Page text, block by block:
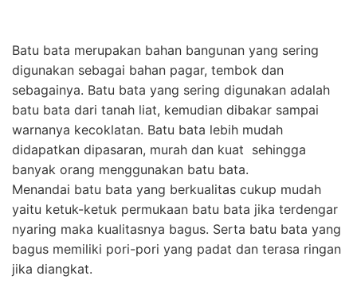
Batu bata merupakan bahan bangunan yang sering
digunakan sebagai bahan pagar, tembok dan
sebagainya. Batu bata yang sering digunakan adalah
batu bata dari tanah liat, kemudian dibakar sampai
warnanya kecoklatan. Batu bata lebih mudah
didapatkan dipasaran, murah dan kuat sehingga
banyak orang menggunakan batu bata.
Menandai batu bata yang berkualitas cukup mudah
yaitu ketuk-ketuk permukaan batu bata jika terdengar
nyaring maka kualitasnya bagus. Serta batu bata yang
bagus memiliki pori-pori yang padat dan terasa ringan
jika diangkat.